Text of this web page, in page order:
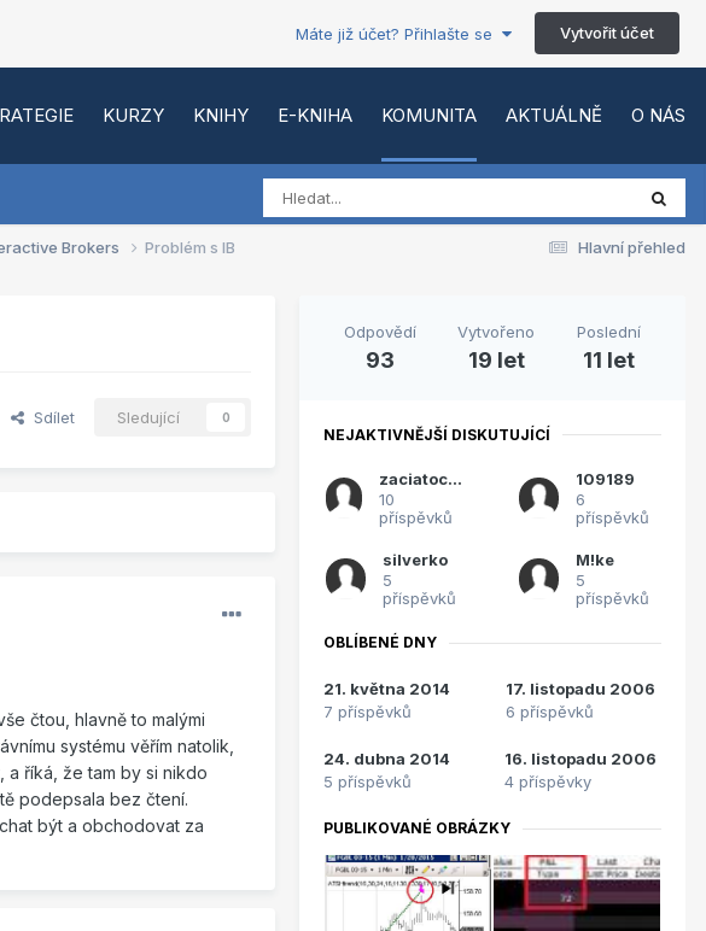
Máte již účet? Přihlašte se Vytvořit účet
KURZY KNIHY E-KNIHA KOMUNITA AKTUÁLNĚ O NÁS
Hlavní přehled
Brokers Problém s IB
Sdílet Sledující 0
čtou, hlavně to malými
systému věřím natolik,
říká, že tam by si nikdo
podepsala bez čtení.
být a obchodovat za
Odpovědí
93
Vytvořeno
19 let
Poslední
11 let
NEJAKTIVNĚJŠÍ DISKUTUJÍCÍ
zaciatocnik1
10
příspěvků
109189
6
příspěvků
silverko
5
příspěvků
M!ke
5
příspěvků
OBLÍBENÉ DNY
21. května 2014
7 příspěvků
17. listopadu 2006
6 příspěvků
24. dubna 2014
5 příspěvků
16. listopadu 2006
4 příspěvky
PUBLIKOVANÉ OBRÁZKY